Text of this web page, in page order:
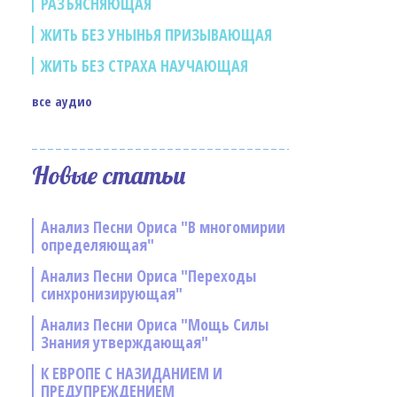
ЖИТЬ БЕЗ УНЫНЬЯ ПРИЗЫВАЮЩАЯ
ЖИТЬ БЕЗ СТРАХА НАУЧАЮЩАЯ
все аудио
Новые статьи
Анализ Песни Ориса "В многомирии
определяющая"
Анализ Песни Ориса "Переходы
синхронизирующая"
Анализ Песни Ориса "Мощь Силы
Знания утверждающая"
К ЕВРОПЕ С НАЗИДАНИЕМ И
ПРЕДУПРЕЖДЕНИЕМ